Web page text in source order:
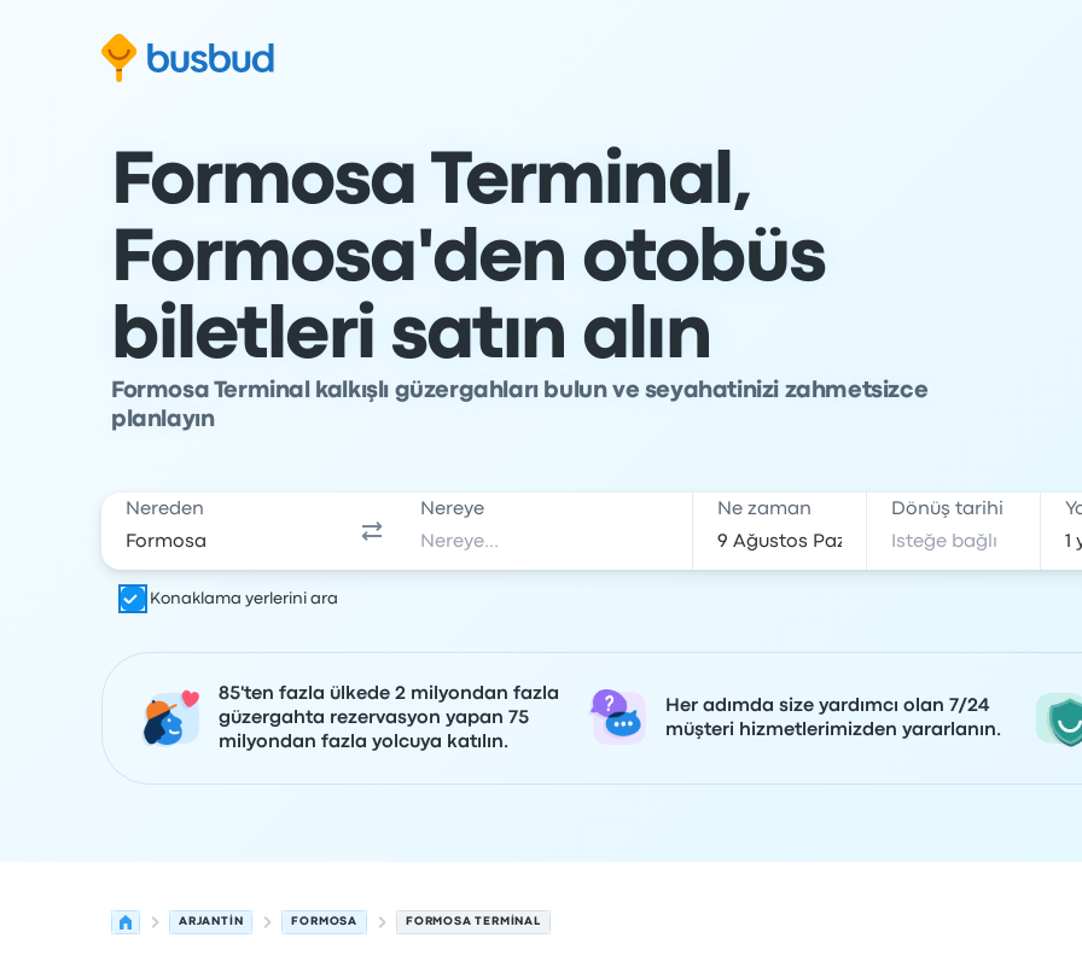
Arama formuna geç
İçeriğe geç
Alt bilgiye geç
Formosa Terminal,
Formosa'den otobüs
biletleri satın alın
Formosa Terminal kalkışlı güzergahları bulun ve seyahatinizi zahmetsizce
planlayın
Nereden Nereye Ne zaman Dönüş tarihi
Konaklama yerlerini ara
85'ten fazla ülkede 2 milyondan fazla
güzergahta rezervasyon yapan 75
milyondan fazla yolcuya katılın.
Her adımda size yardımcı olan 7/24
müşteri hizmetlerimizden yararlanın.
ARJANTIN FORMOSA FORMOSA TERMINAL